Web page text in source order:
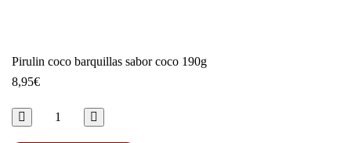
Pirulin coco barquillas sabor coco 190g
8,95€